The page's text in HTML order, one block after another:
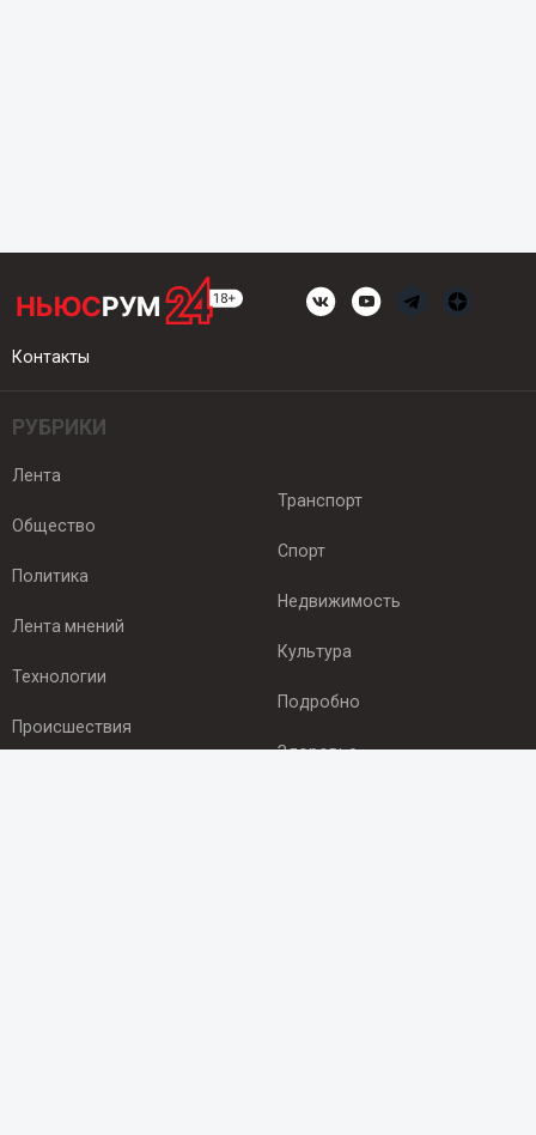
Контакты
РУБРИКИ
Лента
Общество
Политика
Лента мнений
Технологии
Происшествия
Транспорт
Спорт
Недвижимость
Культура
Подробно
Здоровье